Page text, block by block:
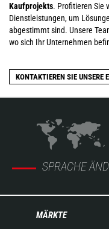
Kaufprojekts. Profitieren Sie
Dienstleistungen, um
abgestimmt sind. Unsere
wo sich Ihr Unternehmen
KONTAKTIEREN SIE UNSERE
SPRACHE
MÄRKTE